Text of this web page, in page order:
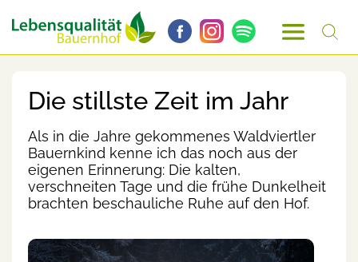
Die stillste Zeit im Jahr
Als in die Jahre gekommenes Waldviertler
Bauernkind kenne ich das noch aus der
eigenen Erinnerung: Die kalten,
verschneiten Tage und die frühe Dunkelheit
brachten beschauliche Ruhe auf den Hof.